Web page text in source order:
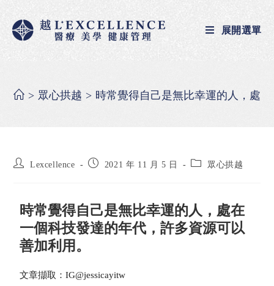
展開選單
> 眾心拱越 > 時常覺得自己是無比幸運的人，處
Lexcellence 2021 年 11 月 5 日 眾心拱越
時常覺得自己是無比幸運的人，處在
一個科技發達的年代，許多資源可以
善加利用。
文章擷取：IG@jessicayitw